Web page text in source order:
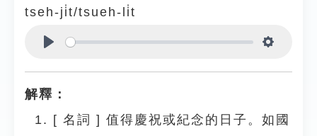
tseh-ji̍t/tsueh-li̍t
解釋：
[ 名詞 ] 值得慶祝或紀念的日子。如國